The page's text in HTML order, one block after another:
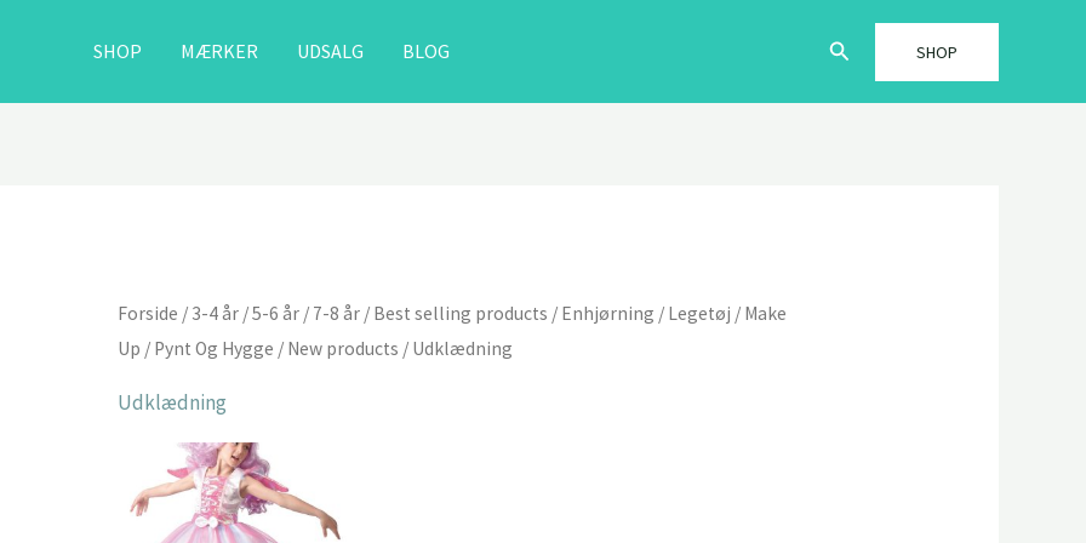
SHOP MÆRKER UDSALG BLOG Søg SHOP
Forside / 3-4 år /5-6 år / 7-8 år / Best selling products / Enhjørning / Legetøj / Make
Up / Pynt Og Hygge / New products / Udklædning
Udklædning